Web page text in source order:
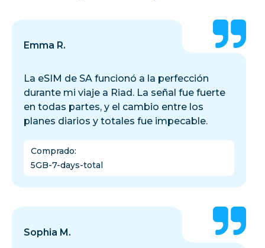
Emma R.
La eSIM de SA funcionó a la perfección
durante mi viaje a Riad. La señal fue fuerte
en todas partes, y el cambio entre los
planes diarios y totales fue impecable.
Comprado:
5GB-7-days-total
Sophia M.